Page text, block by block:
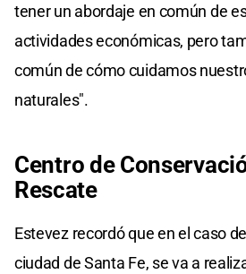
tener un abordaje en común de
actividades económicas, pero
común de cómo cuidamos
naturales".
Centro de
Rescate
Estevez recordó que en el caso
ciudad de Santa Fe, se va a